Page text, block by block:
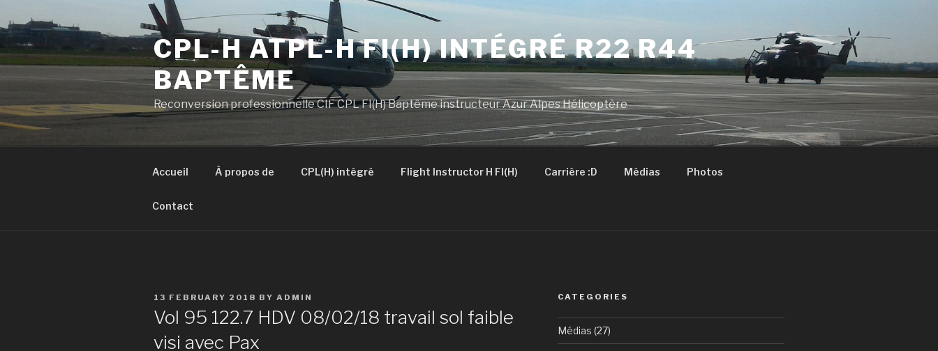
to
content
CPL-H ATPL-H FI(H) INTÉGRÉ R22 R44
BAPTÊME
Reconversion professionnelle CIF CPL FI(H) Baptême instructeur Azur Alpes Hélicoptère
Accueil À propos de CPL(H) intégré Flight Instructor H FI(H) Carrière :D Médias Photos
Contact
POSTED
ON
13 FEBRUARY 2018 BY ADMIN
Vol 95 122.7 HDV 08/02/18 travail sol faible
visi avec Pax
CATEGORIES
Médias (27)